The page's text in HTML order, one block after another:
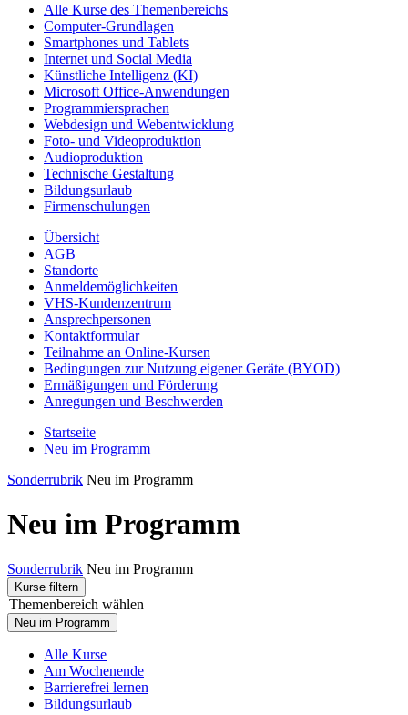
Alle Kurse des Themenbereichs
Computer-Grundlagen
Smartphones und Tablets
Internet und Social Media
Künstliche Intelligenz (KI)
Microsoft Office-Anwendungen
Programmiersprachen
Webdesign und Webentwicklung
Foto- und Videoproduktion
Audioproduktion
Technische Gestaltung
Bildungsurlaub
Firmenschulungen
Übersicht
AGB
Standorte
Anmeldemöglichkeiten
VHS-Kundenzentrum
Ansprechpersonen
Kontaktformular
Teilnahme an Online-Kursen
Bedingungen zur Nutzung eigener Geräte (BYOD)
Ermäßigungen und Förderung
Anregungen und Beschwerden
Startseite
Neu im Programm
Sonderrubrik Neu im Programm
Neu im Programm
Sonderrubrik Neu im Programm
Kurse filtern
Themenbereich wählen
Neu im Programm
Alle Kurse
Am Wochenende
Barrierefrei lernen
Bildungsurlaub